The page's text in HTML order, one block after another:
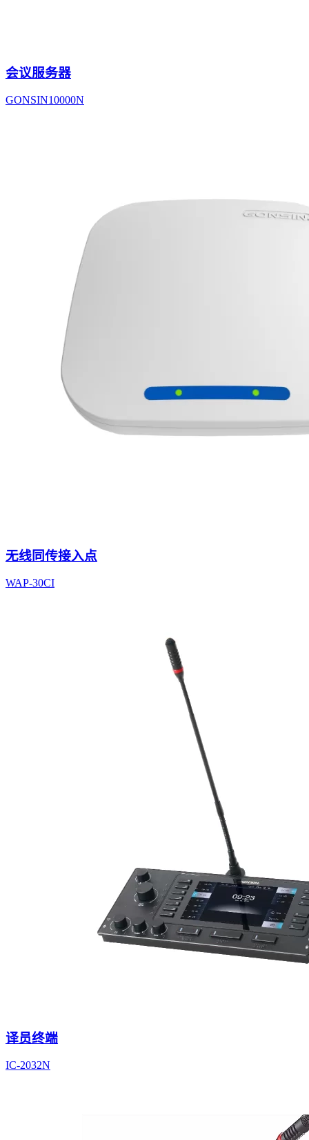
会议服务器
GONSIN10000N
无线同传接入点
WAP-30CI
译员终端
IC-2032N